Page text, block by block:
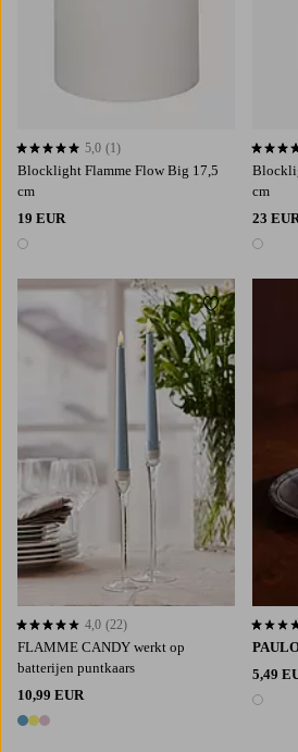
Blocklight Flamme Flow Big 17,5
cm
19 EUR
1 kleur
5,0 op basis van 1 beoordelingen
5,0 (1)
cm
23 EUR
1 kleur
5,0 op
FLAMME CANDY werkt op
batterijen puntkaars
10,99 EUR
3 kleuren
4,0 op basis van 22 beoordelingen
4,0 (22)
Toevoegen
5,49
1 kleur
1,2 op